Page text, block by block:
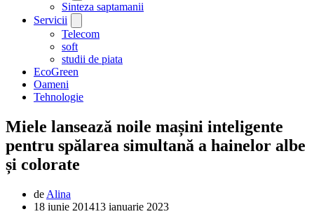
Sinteza saptamanii
Servicii
Telecom
soft
studii de piata
EcoGreen
Oameni
Tehnologie
Miele lansează noile mașini inteligente
pentru spălarea simultană a hainelor albe
și colorate
de Alina
18 iunie 201413 ianuarie 2023